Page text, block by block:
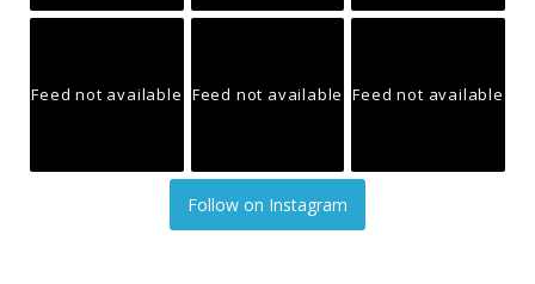
Feed not available Feed not available Feed not available
Follow on Instagram